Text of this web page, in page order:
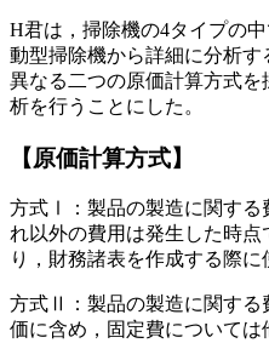
H君は，掃除機の4タイプの
動型掃除機から詳細に分析
異なる二つの原価計算方式
析を行うことにした。
【原価計算方式】
方式Ⅰ：製品の製造に関する
れ以外の費用は発生した時
り，財務諸表を作成する際に
方式Ⅱ：製品の製造に関する
価に含め，固定費について